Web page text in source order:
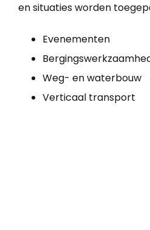
en situaties worden
Evenementen
Weg- en waterbouw
Verticaal transport